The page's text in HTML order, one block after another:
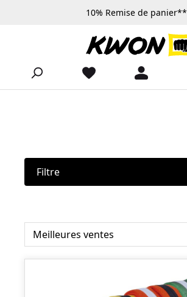
Passer au contenu principal10% Remise de panier**
Filtre